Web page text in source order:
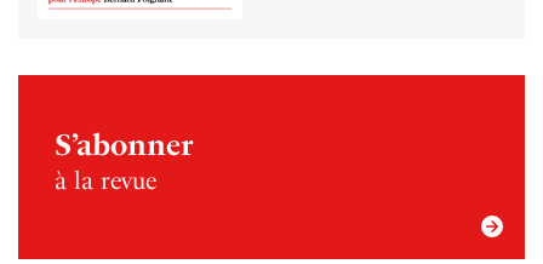
S’abonner
à la revue